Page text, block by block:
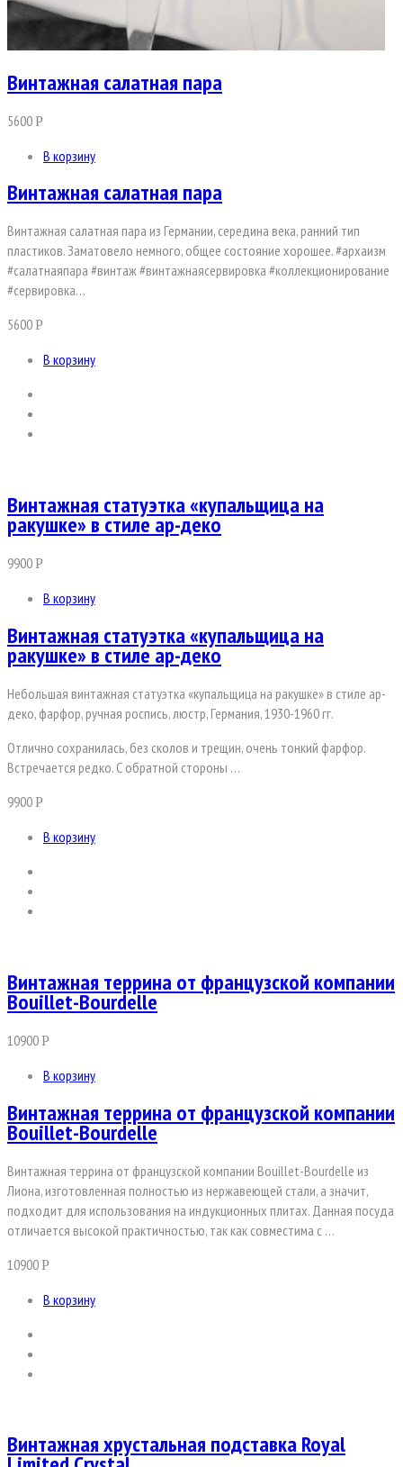
Винтажная салатная пара
5600Р
В корзину
Винтажная салатная пара
Винтажная салатная пара из Германии, середина века, ранний тип
пластиков. Заматовело немного, общее состояние хорошее. #архаизм
#салатнаяпара #винтаж #винтажнаясервировка #коллекционирование
#сервировка…
5600Р
В корзину
Винтажная статуэтка «купальщица на
ракушке» в стиле ар-деко
9900Р
В корзину
Винтажная статуэтка «купальщица на
ракушке» в стиле ар-деко
Небольшая винтажная статуэтка «купальщица на ракушке» в стиле ар-
деко, фарфор, ручная роспись, люстр, Германия, 1930-1960 гг.
Отлично сохранилась, без сколов и трещин, очень тонкий фарфор.
Встречается редко. С обратной стороны …
9900Р
В корзину
Винтажная террина от французской компании
Bouillet-Bourdelle
10900Р
В корзину
Винтажная террина от французской компании
Bouillet-Bourdelle
Винтажная террина от французской компании Bouillet-Bourdelle из
Лиона, изготовленная полностью из нержавеющей стали, а значит,
подходит для использования на индукционных плитах. Данная посуда
отличается высокой практичностью, так как совместима с …
10900Р
В корзину
Винтажная хрустальная подставка Royal